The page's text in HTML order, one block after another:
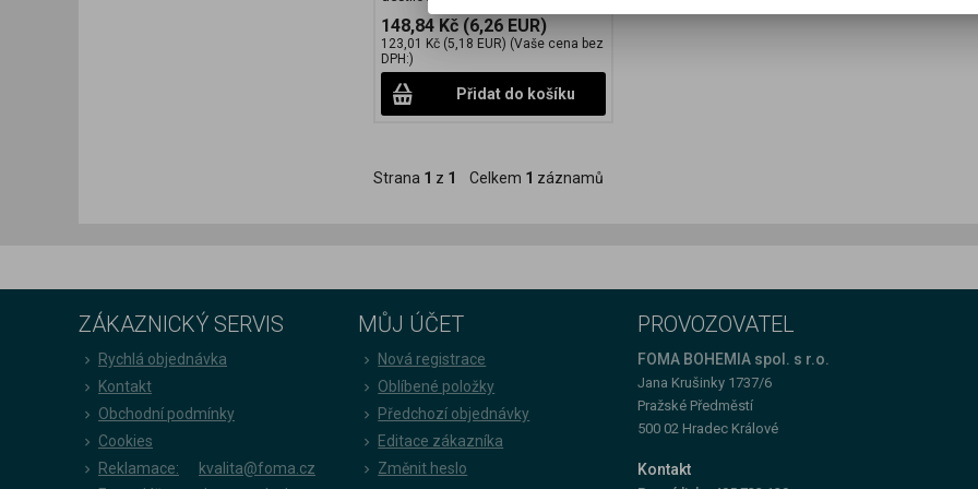
148,84 Kč (6,26 EUR)
123,01 Kč (5,18 EUR) (Vaše cena bez
DPH:)
Přidat do košíku
Strana 1 z 1 Celkem 1 záznamů
ZÁKAZNICKÝ SERVIS
Rychlá objednávka
Kontakt
Obchodní podmínky
Cookies
Reklamace:
kvalita@foma.cz
MŮJ ÚČET
Nová registrace
Oblíbené položky
Předchozí objednávky
Editace zákazníka
Změnit heslo
PROVOZOVATEL
FOMA BOHEMIA spol. s r.o.
Jana Krušinky 1737/6
Pražské Předměstí
500 02 Hradec Králové
Kontakt